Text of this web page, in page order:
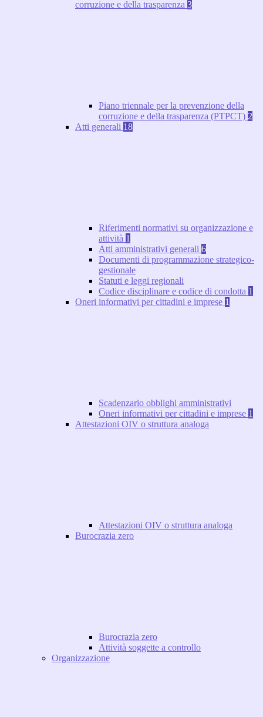
corruzione e della trasparenza 3
Piano triennale per la prevenzione della
corruzione e della trasparenza (PTPCT) 2
Atti generali 18
Riferimenti normativi su organizzazione e
attività 1
Atti amministrativi generali 6
Documenti di programmazione strategico-
gestionale
Statuti e leggi regionali
Codice disciplinare e codice di condotta 1
Oneri informativi per cittadini e imprese 1
Scadenzario obblighi amministrativi
Oneri informativi per cittadini e imprese 1
Attestazioni OIV o struttura analoga
Attestazioni OIV o struttura analoga
Burocrazia zero
Burocrazia zero
Attività soggette a controllo
Organizzazione